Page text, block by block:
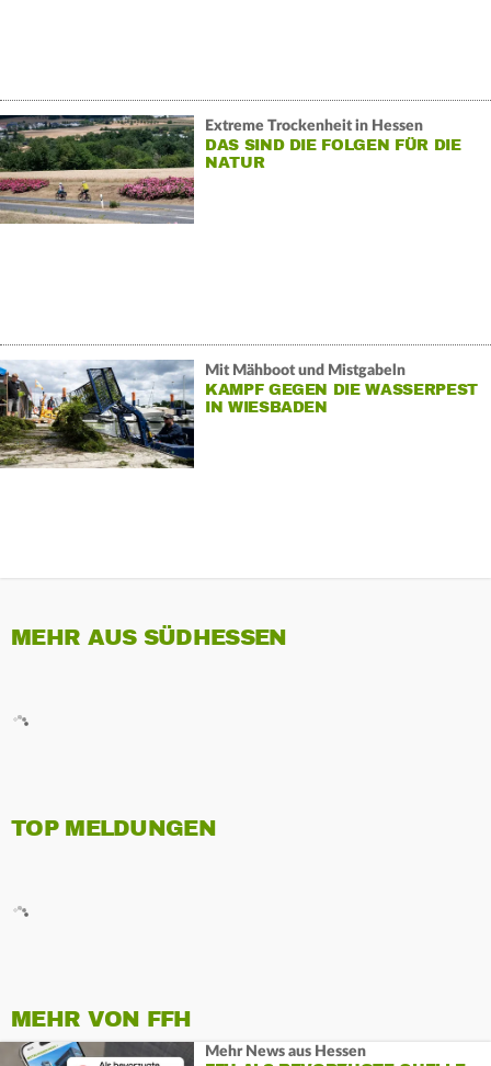
Extreme Trockenheit in Hessen
DAS SIND DIE FOLGEN FÜR DIE
NATUR
Mit Mähboot und Mistgabeln
KAMPF GEGEN DIE WASSERPEST
IN WIESBADEN
MEHR AUS SÜDHESSEN
TOP MELDUNGEN
MEHR VON FFH
Mehr News aus Hessen